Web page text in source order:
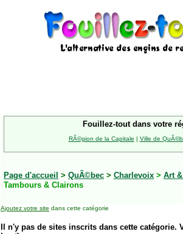
Fouillez-tout dans votre
RÃ©gion de la Capitale | Ville de
Page d'accueil > QuÃ©bec > Charlevoix > Art
Tambours & Clairons
Ajoutez votre site dans cette catégorie
Il n'y pas de sites inscrits dans cette